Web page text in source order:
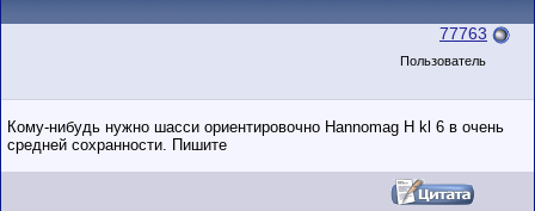
77763
Пользователь
Кому-нибудь нужно шасси ориентировочно Hannomag H kl 6 в очень
средней сохранности. Пишите